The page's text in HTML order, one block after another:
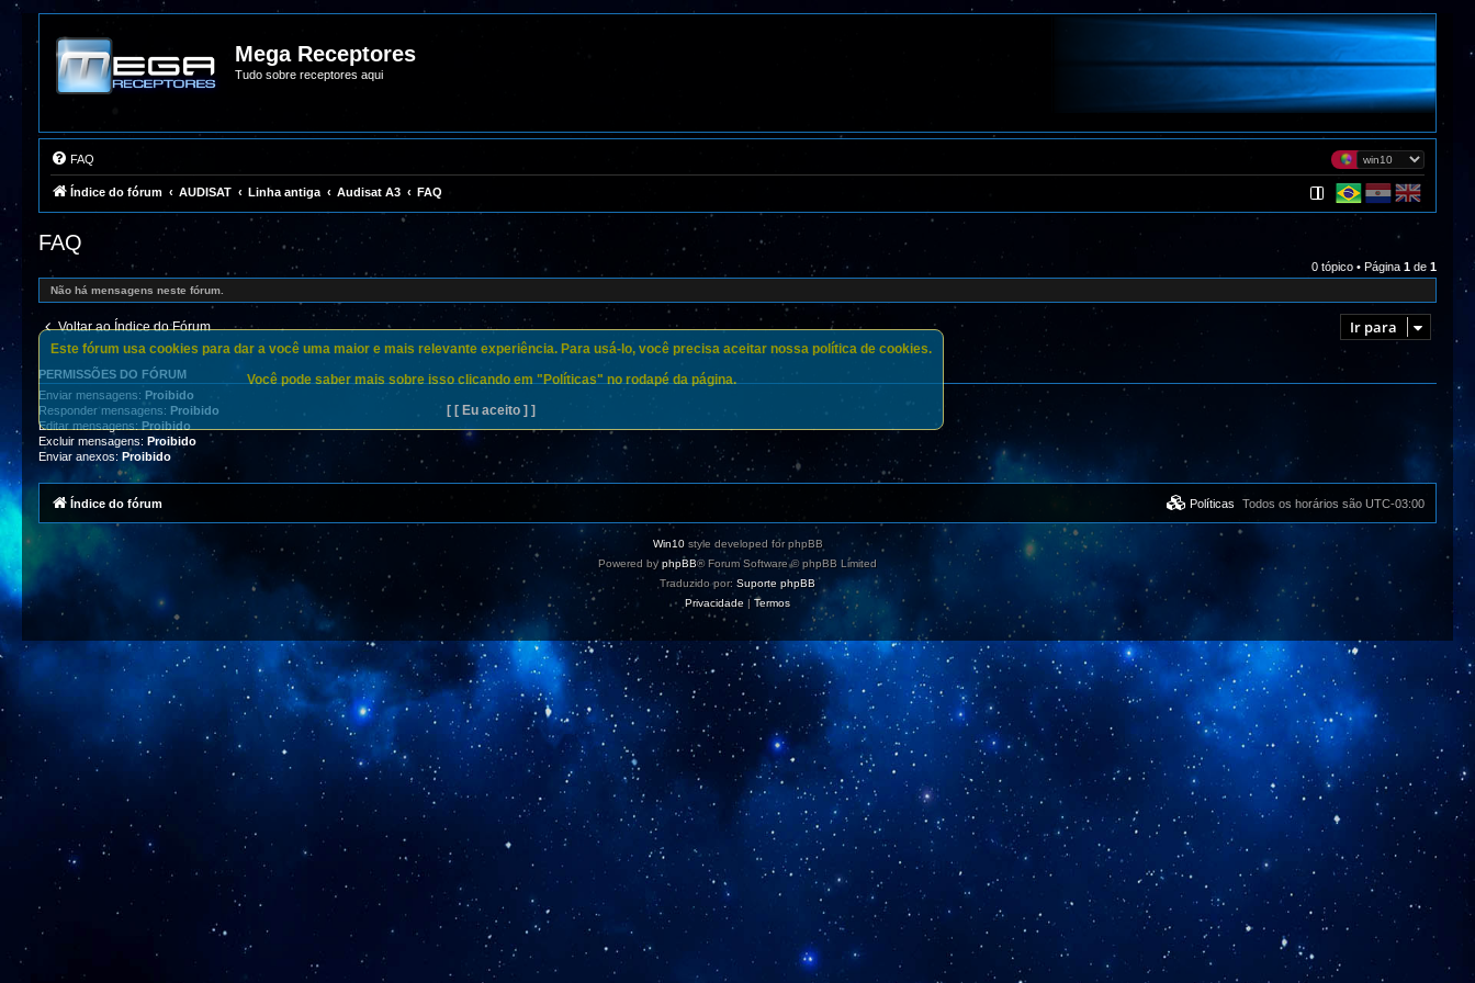
Mega Receptores
Tudo sobre receptores aqui
FAQ
Índice do fórum AUDISAT Linha antiga Audisat A3 FAQ
FAQ
0 tópico • Página 1 de 1
Não há mensagens neste fórum.
Voltar ao Índice do Fórum Ir para
PERMISSÕES DO FÓRUM
Enviar mensagens: Proibido
Responder mensagens: Proibido
Editar mensagens: Proibido
Excluir mensagens: Proibido
Enviar anexos: Proibido
Este fórum usa cookies para dar a você uma maior e mais relevante experiência. Para usá-lo, você precisa aceitar nossa política de cookies.
Você pode saber mais sobre isso clicando em "Políticas" no rodapé da página.
[ [ Eu aceito ] ]
Índice do fórum Todos os horários são UTC-03:00
Políticas
Win10style developed for phpBB
Powered byphpBB® Forum Software © phpBB Limited
Traduzido por: Suporte phpBB
Privacidade | Termos